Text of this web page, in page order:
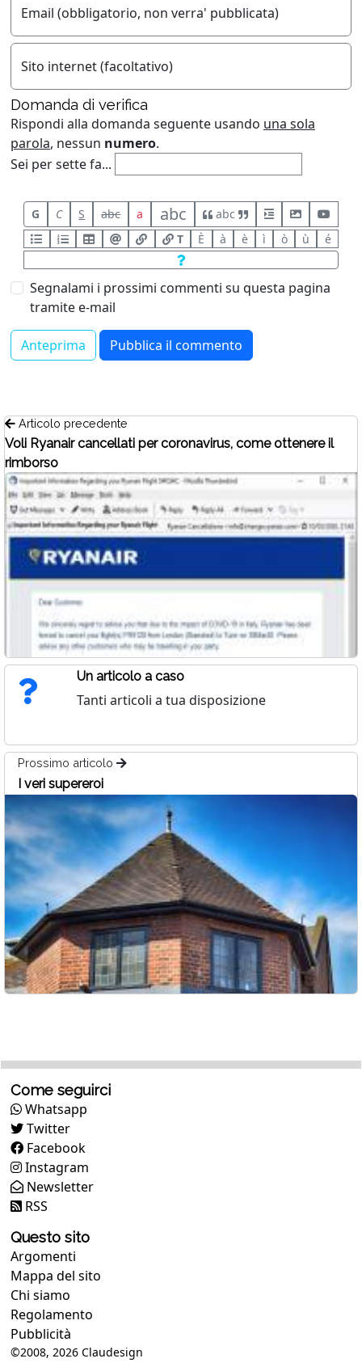
Email (obbligatorio, non verra' pubblicata)
Sito internet (facoltativo)
Domanda di verifica
Rispondi alla domanda seguente usando una sola
parola, nessun numero.
Sei per sette fa...
G C S abc a abc
abc
T
È à è ì ò ù é
Segnalami i prossimi commenti su questa pagina
tramite e-mail
Articolo precedente
Voli Ryanair cancellati per coronavirus, come ottenere il
rimborso
Un articolo a caso
Tanti articoli a tua disposizione
Prossimo articolo
I veri supereroi
Come seguirci
Whatsapp
Twitter
Facebook
Instagram
Newsletter
RSS
Questo sito
Argomenti
Mappa del sito
Chi siamo
Regolamento
Pubblicità
©2008, 2026 Claudesign